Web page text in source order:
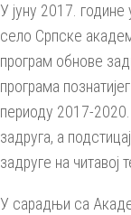
У јуну 2017.
село Српске
програм обнове
програма
периоду 2017-2020.
задруга, а
задруге на читавој
У сарадњи са